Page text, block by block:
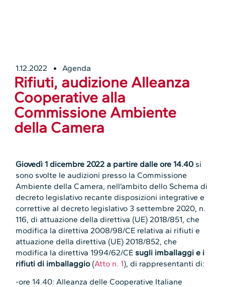
1.12.2022 Agenda
Rifiuti, audizione Alleanza
Cooperative alla
Commissione Ambiente
della Camera
Giovedì 1 dicembre 2022 a partire dalle ore 14.40 si
sono svolte le audizioni presso la Commissione
Ambiente della Camera, nell’ambito dello Schema di
decreto legislativo recante disposizioni integrative e
correttive al decreto legislativo 3 settembre 2020, n.
116, di attuazione della direttiva (UE) 2018/851, che
modifica la direttiva 2008/98/CE relativa ai rifiuti e
attuazione della direttiva (UE) 2018/852, che
modifica la direttiva 1994/62/CE sugli imballaggi e i
rifiuti di imballaggio(Atto n. 1), di rappresentanti di:
-ore 14.40: Alleanza delle Cooperative Italiane